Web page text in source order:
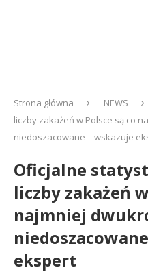
Strona główna NEWS
liczby zakażeń w Polsce są co
niedoszacowane – wskazuje
Oficjalne
liczby zakażeń
najmniej
ekspert